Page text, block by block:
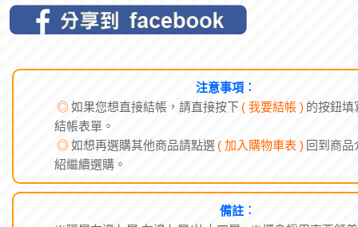
注意事項︰
◎如果您想直接結帳，請直接按下 ( 我要結帳 ) 的按鈕填
結帳表單。
◎如想再選購其他商品請點選 ( 加入購物車表 ) 回到商品
紹繼續選購。
備註︰